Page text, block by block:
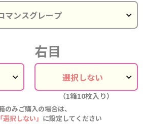
右目
（1箱10枚入り）
のみご購入の場合は、
択しない」 に設定してください